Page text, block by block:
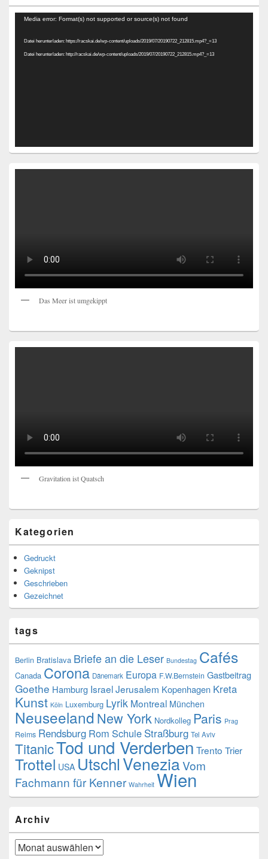
Video-
Media error: Format(s) not supported or source(s) not found
Datei herunterladen: https://racskai.de/wp-content/uploads/2019/07/20190722_212815.mp4?_=13
Datei herunterladen: http://racskai.de/wp-content/uploads/2019/07/20190722_212815.mp4?_=13
Das Meer ist umgekippt
Gravitation ist Quatsch
Kategorien
Gedruckt
Geknipst
Geschrieben
Gezeichnet
tags
Berlin Bratislava Briefe an die Leser Bundestag Cafés
Canada Corona Dänemark Europa F.W.Bernstein Gastbeitrag
Goethe Hamburg IsraelJerusalem Kopenhagen Kreta
Kunst Köln Luxemburg Lyrik Montreal München
Neuseeland New York Nordkolleg Paris Prag
Reims Rendsburg Rom Schule Straßburg Tel Aviv
TitanicTod und Verderben Trento Trier
Trottel USA UtschlVeneziaVom
Fachmann für Kenner Wahrheit Wien
Archiv
Archiv